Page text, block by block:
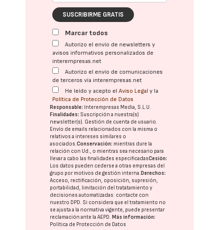
SUSCRIBIRME GRATIS
Marcar todos
Autorizo el envío de newsletters y
avisos informativos personalizados de
interempresas.net
Autorizo el envío de comunicaciones
de terceros vía interempresas.net
He leído y acepto elAviso Legal y la
Política de Protección de Datos
Responsable: Interempresas Media, S.L.U.
Finalidades: Suscripción a nuestra(s)
newsletter(s). Gestión de cuenta de usuario.
Envío de emails relacionados con la misma o
relativos a intereses similares o
asociados.Conservación: mientras dure la
relación con Ud., o mientras sea necesario para
llevar a cabo las finalidades especificadasCesión:
Los datos pueden cederse a otras empresas del
grupo por motivos de gestión interna.Derechos:
Acceso, rectificación, oposición, supresión,
portabilidad, limitación del tratatamiento y
decisiones automatizadas: contacte con
nuestro DPD. Si considera que el tratamiento no
se ajusta a la normativa vigente, puede presentar
reclamación ante laAEPD.Más información:
Política de Protección de Datos